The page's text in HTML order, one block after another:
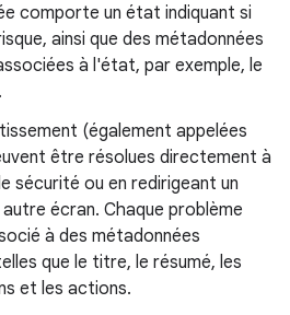
comporte un état indiquant si
ainsi que des métadonnées
à l'état, par exemple, le
(également appelées
être résolues directement à
sécurité ou en redirigeant un
écran. Chaque problème
à des métadonnées
que le titre, le résumé, les
et les actions.